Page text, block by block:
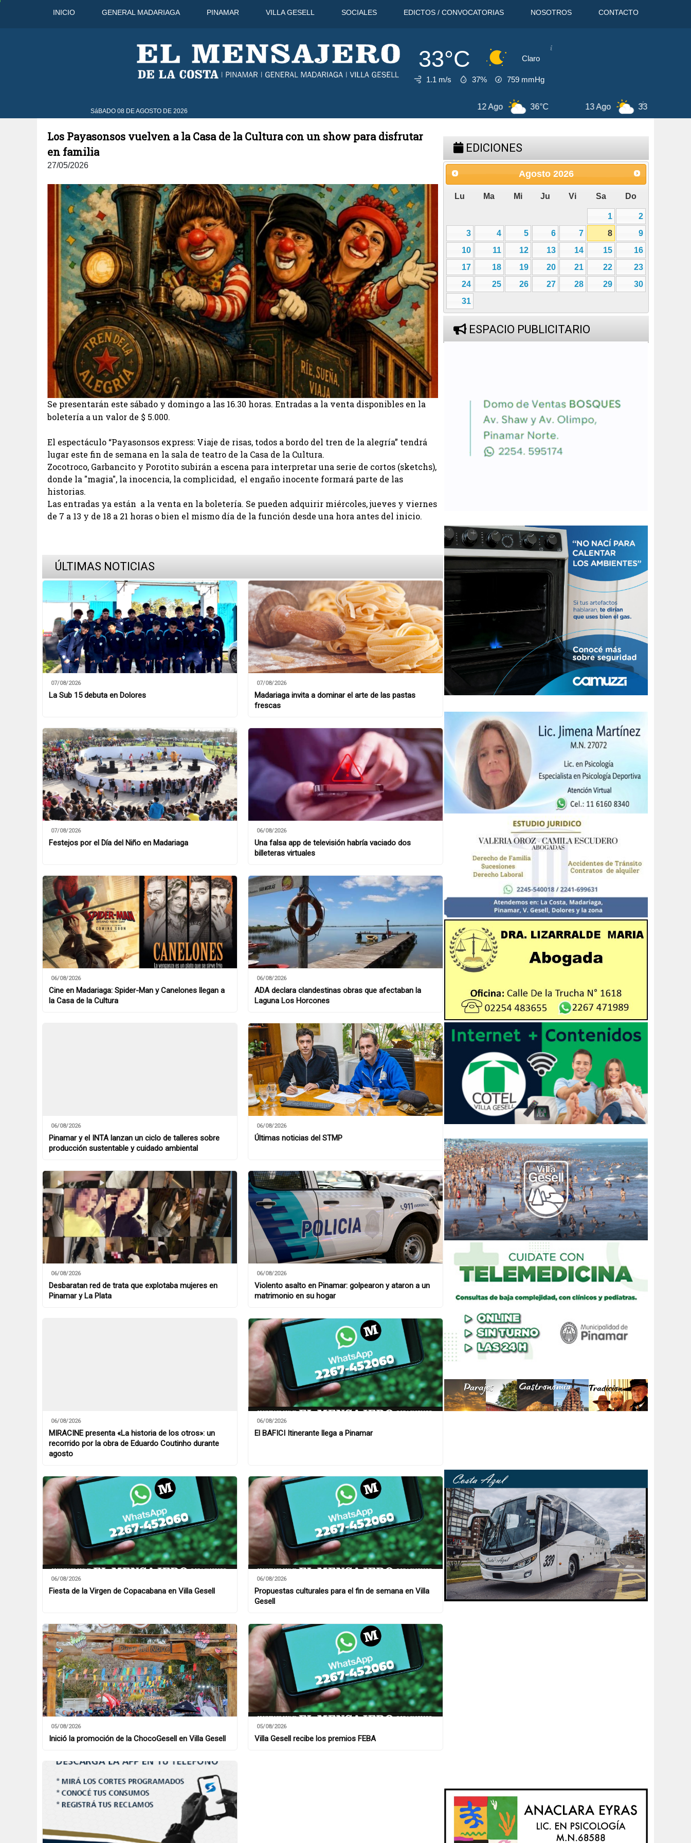
INICIO GENERAL MADARIAGA PINAMAR VILLA GESELL SOCIALES EDICTOS / CONVOCATORIAS NOSOTROS CONTACTO
33°C Claro
1.1 m/s 37% 759 mmHg
SáBADO 08 DE AGOSTO DE 2026
9 Ago 42°C 36°C 13 Ago 33°C 14 Ago
Los Payasonsos vuelven a la Casa de la Cultura con un show para disfrutar
en familia
27/05/2026
Se presentarán este sábado y domingo a las 16.30 horas. Entradas a la venta disponibles en la
boletería a un valor de $ 5.000.
El espectáculo “Payasonsos express: Viaje de risas, todos a bordo del tren de la alegría” tendrá
lugar este fin de semana en la sala de teatro de la Casa de la Cultura.
Zocotroco, Garbancito y Porotito subirán a escena para interpretar una serie de cortos (sketchs),
donde la "magia", la inocencia, la complicidad, el engaño inocente formará parte de las
historias.
Las entradas ya están a la venta en la boletería. Se pueden adquirir miércoles, jueves y viernes
de 7 a 13 y de 18 a 21 horas o bien el mismo día de la función desde una hora antes del inicio.
ÚLTIMAS NOTICIAS
07/08/2026
La Sub 15 debuta en Dolores
07/08/2026
Madariaga invita a dominar el arte de las pastas
frescas
07/08/2026
Festejos por el Día del Niño en Madariaga
06/08/2026
Una falsa app de televisión habría vaciado dos
billeteras virtuales
06/08/2026
Cine en Madariaga: Spider-Man y Canelones llegan a
la Casa de la Cultura
06/08/2026
ADA declara clandestinas obras que afectaban la
Laguna Los Horcones
06/08/2026
Pinamar y el INTA lanzan un ciclo de talleres sobre
producción sustentable y cuidado ambiental
06/08/2026
Últimas noticias del STMP
06/08/2026
Desbaratan red de trata que explotaba mujeres en
Pinamar y La Plata
06/08/2026
Violento asalto en Pinamar: golpearon y ataron a un
matrimonio en su hogar
06/08/2026
MIRACINE presenta «La historia de los otros»: un
recorrido por la obra de Eduardo Coutinho durante
agosto
06/08/2026
El BAFICI Itinerante llega a Pinamar
06/08/2026
Fiesta de la Virgen de Copacabana en Villa Gesell
06/08/2026
Propuestas culturales para el fin de semana en Villa
Gesell
05/08/2026
Inició la promoción de la ChocoGesell en Villa Gesell
05/08/2026
Villa Gesell recibe los premios FEBA
EDICIONES
Agosto 2026
Lu Ma Mi Ju Vi Sa Do
1
2
3
4 5 6 7 8
9
10
11 12 13 14 15
16
17
18 19 20 21 22
23
24
25 26 27 28 29
30
31
ESPACIO PUBLICITARIO